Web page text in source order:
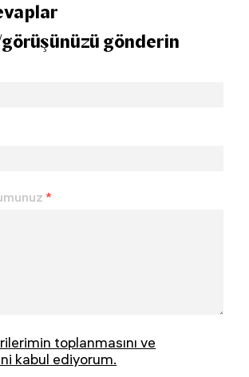
gönderin
*
toplanmasını ve
kabul ediyorum.